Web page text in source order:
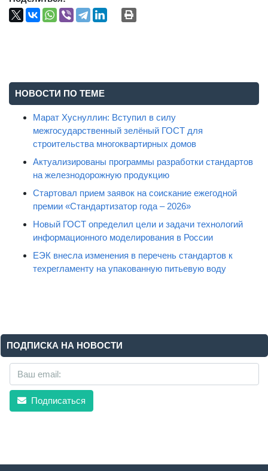
Поделиться:
НОВОСТИ ПО ТЕМЕ
Марат Хуснуллин: Вступил в силу
межгосударственный зелёный ГОСТ для
Актуализированы программы разработки стандартов
Стартовал прием заявок на соискание ежегодной
Новый ГОСТ определил цели и задачи технологий
ЕЭК внесла изменения в перечень стандартов к
ПОДПИСКА НА НОВОСТИ
Подписаться